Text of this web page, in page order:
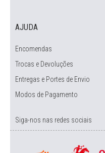
AJUDA
Encomendas
Trocas e Devoluções
Entregas e Portes de Envio
Modos de Pagamento
Siga-nos nas redes sociais